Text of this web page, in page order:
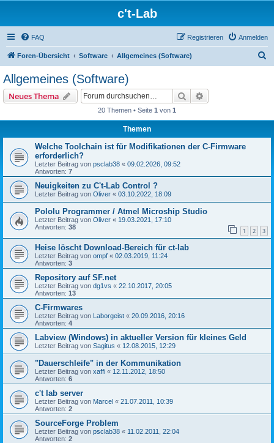
c't-Lab
FAQ Anmelden
Registrieren
Foren-Übersicht Software Allgemeines (Software)
Allgemeines (Software)
Neues Thema Suche
20 Themen • Seite 1 von 1
Themen
Welche Toolchain ist für Modifikationen der C-Firmware
erforderlich?
Letzter Beitrag von psclab38 « 09.02.2026, 09:52
Antworten: 7
Neuigkeiten zu C't-Lab Control ?
Letzter Beitrag von Oliver « 03.10.2022, 18:09
Pololu Programmer / Atmel Microship Studio
Letzter Beitrag von Oliver « 19.03.2021, 17:10
Antworten: 38 1 2 3
Heise löscht Download-Bereich für ct-lab
Letzter Beitrag von ompf « 02.03.2019, 11:24
Antworten: 3
Repository auf SF.net
Letzter Beitrag von dg1vs « 22.10.2017, 20:05
Antworten: 13
C-Firmwares
Letzter Beitrag von Laborgeist « 20.09.2016, 20:16
Antworten: 4
Labview (Windows) in aktueller Version für kleines Geld
Letzter Beitrag von Sagitus « 12.08.2015, 12:29
"Dauerschleife" in der Kommunikation
Letzter Beitrag von xaffi « 12.11.2012, 18:50
Antworten: 6
c't lab server
Letzter Beitrag von Marcel « 21.07.2011, 10:39
Antworten: 2
SourceForge Problem
Letzter Beitrag von psclab38 « 11.02.2011, 22:04
Antworten: 2